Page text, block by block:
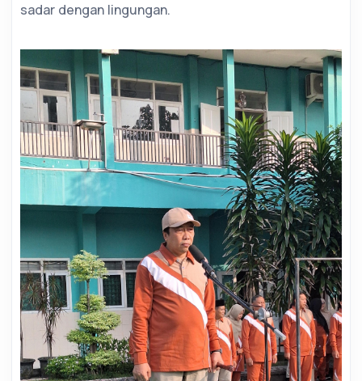
sadar dengan lingungan.